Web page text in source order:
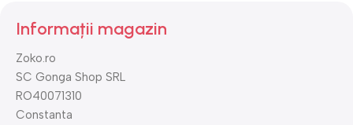
Informații magazin
Zoko.ro
SC Gonga Shop SRL
RO40071310
Constanta